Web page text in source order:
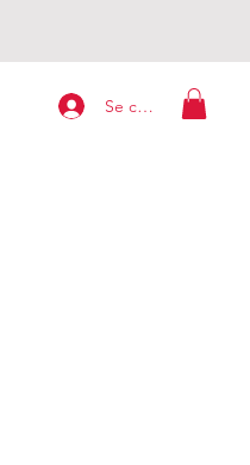
Se connecter